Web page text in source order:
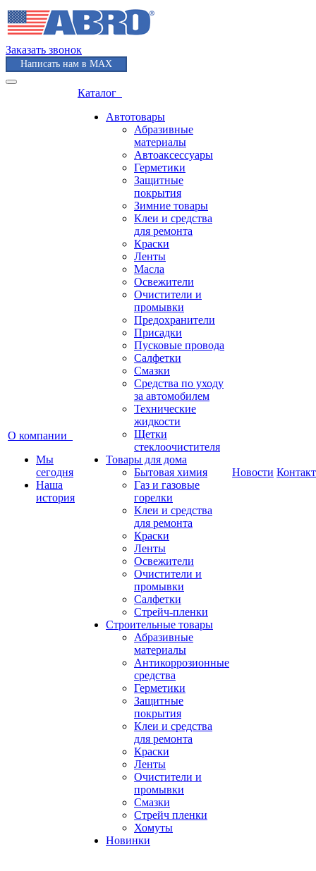
Заказать звонок
Написать нам в MAX
О компании
Мы
сегодня
Наша
история
Каталог
Автотовары
Абразивные
материалы
Автоаксессуары
Герметики
Защитные
покрытия
Зимние товары
Клеи и средства
для ремонта
Краски
Ленты
Масла
Освежители
Очистители и
промывки
Предохранители
Присадки
Пусковые провода
Салфетки
Смазки
Средства по уходу
за автомобилем
Технические
жидкости
Щетки
стеклоочистителя
Товары для дома
Бытовая химия
Газ и газовые
горелки
Клеи и средства
для ремонта
Краски
Ленты
Освежители
Очистители и
промывки
Салфетки
Стрейч-пленки
Строительные товары
Абразивные
материалы
Антикоррозионные
средства
Герметики
Защитные
покрытия
Клеи и средства
для ремонта
Краски
Ленты
Очистители и
промывки
Смазки
Стрейч пленки
Хомуты
Новинки
Новости